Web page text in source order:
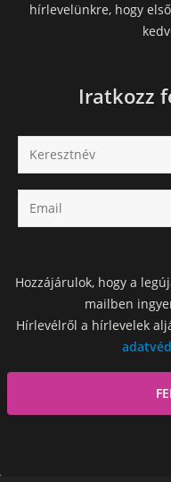
hírlevelünkre, hogy
Iratkozz
Hozzájárulok, hogy a
mailben
Hírlevélről a hírlevelek